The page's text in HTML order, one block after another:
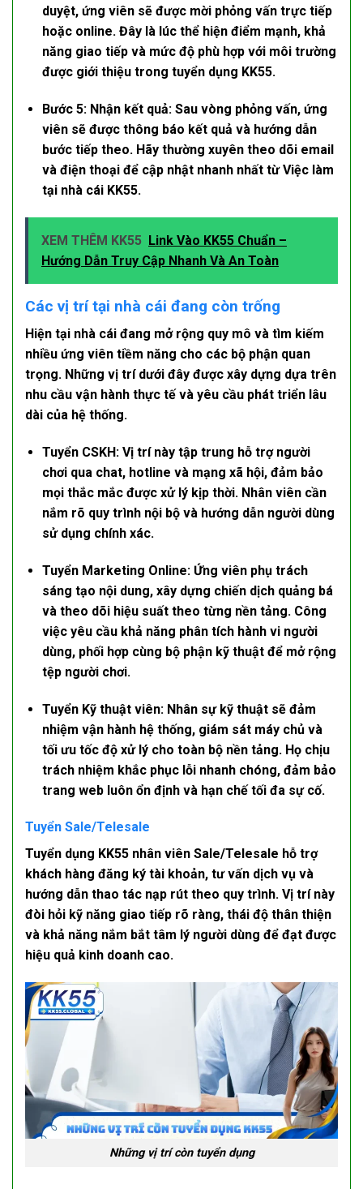
duyệt, ứng viên sẽ được mời phỏng vấn trực tiếp
hoặc online. Đây là lúc thể hiện điểm mạnh, khả
năng giao tiếp và mức độ phù hợp với môi trường
được giới thiệu trong tuyển dụng KK55.
Bước 5: Nhận kết quả:Sau vòng phỏng vấn, ứng
viên sẽ được thông báo kết quả và hướng dẫn
bước tiếp theo. Hãy thường xuyên theo dõi email
và điện thoại để cập nhật nhanh nhất từViệc làm
tại nhà cái KK55.
XEM THÊM KK55 Link Vào KK55 Chuẩn –
Hướng Dẫn Truy Cập Nhanh Và An Toàn
Các vị trí tại nhà cái đang còn trống
Hiện tại nhà cái đang mở rộng quy mô và tìm kiếm
nhiều ứng viên tiềm năng cho các bộ phận quan
trọng. Những vị trí dưới đây được xây dựng dựa trên
nhu cầu vận hành thực tế và yêu cầu phát triển lâu
dài của hệ thống.
Tuyển CSKH:Vị trí này tập trung hỗ trợ người
chơi qua chat, hotline và mạng xã hội, đảm bảo
mọi thắc mắc được xử lý kịp thời. Nhân viên cần
nắm rõ quy trình nội bộ và hướng dẫn người dùng
sử dụng chính xác.
Tuyển Marketing Online:Ứng viên phụ trách
sáng tạo nội dung, xây dựng chiến dịch quảng bá
và theo dõi hiệu suất theo từng nền tảng. Công
việc yêu cầu khả năng phân tích hành vi người
dùng, phối hợp cùng bộ phận kỹ thuật để mở rộng
tệp người chơi.
Tuyển Kỹ thuật viên:Nhân sự kỹ thuật sẽ đảm
nhiệm vận hành hệ thống, giám sát máy chủ và
tối ưu tốc độ xử lý cho toàn bộ nền tảng. Họ chịu
trách nhiệm khắc phục lỗi nhanh chóng, đảm bảo
trang web luôn ổn định và hạn chế tối đa sự cố.
Tuyển Sale/Telesale
Tuyển dụng KK55 nhân viên Sale/Telesale hỗ trợ
khách hàng đăng ký tài khoản, tư vấn dịch vụ và
hướng dẫn thao tác nạp rút theo quy trình. Vị trí này
đòi hỏi kỹ năng giao tiếp rõ ràng, thái độ thân thiện
và khả năng nắm bắt tâm lý người dùng để đạt được
hiệu quả kinh doanh cao.
Những vị trí còn tuyển dụng